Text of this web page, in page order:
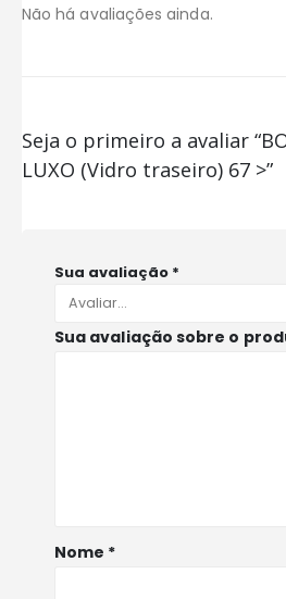
Não há avaliações ainda.
Seja o primeiro a avaliar
LUXO (Vidro traseiro) 67 >”
Sua avaliação *
Sua avaliação sobre o
Nome *